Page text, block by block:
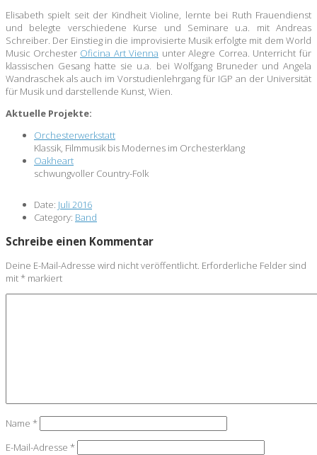
Elisabeth spielt seit der Kindheit Violine, lernte bei Ruth Frauendienst
und belegte verschiedene Kurse und Seminare u.a. mit Andreas
Schreiber. Der Einstieg in die improvisierte Musik erfolgte mit dem World
Music Orchester Oficina Art Vienna unter Alegre Correa. Unterricht für
klassischen Gesang hatte sie u.a. bei Wolfgang Bruneder und Angela
Wandraschek als auch im Vorstudienlehrgang für IGP an der Universität
für Musik und darstellende Kunst, Wien.
Aktuelle Projekte:
Orchesterwerkstatt
Klassik, Filmmusik bis Modernes im Orchesterklang
Oakheart
schwungvoller Country-Folk
Date: Juli 2016
Category: Band
Schreibe einen Kommentar
Deine E-Mail-Adresse wird nicht veröffentlicht. Erforderliche Felder sind
mit* markiert
Name *
E-Mail-Adresse *